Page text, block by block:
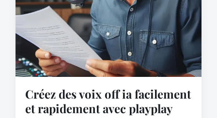
Créez des voix off ia facilement
et rapidement avec playplay